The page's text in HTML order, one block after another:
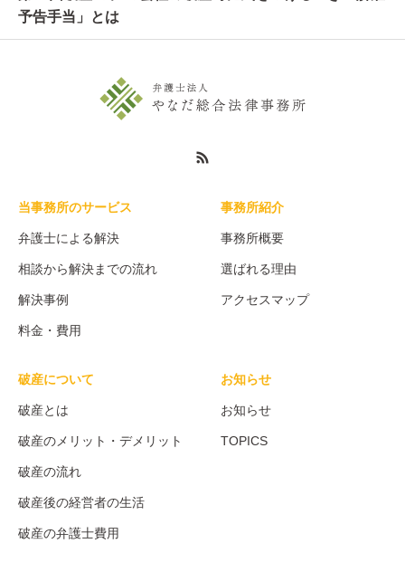
予告手当」とは
当事務所のサービス
弁護士による解決
相談から解決までの流れ
解決事例
料金・費用
事務所紹介
事務所概要
選ばれる理由
アクセスマップ
破産について
破産とは
破産のメリット・デメリット
破産の流れ
破産後の経営者の生活
破産の弁護士費用
お知らせ
お知らせ
TOPICS